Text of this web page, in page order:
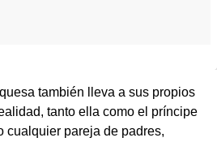
también lleva a sus propios
tanto ella como el príncipe
cualquier pareja de padres,